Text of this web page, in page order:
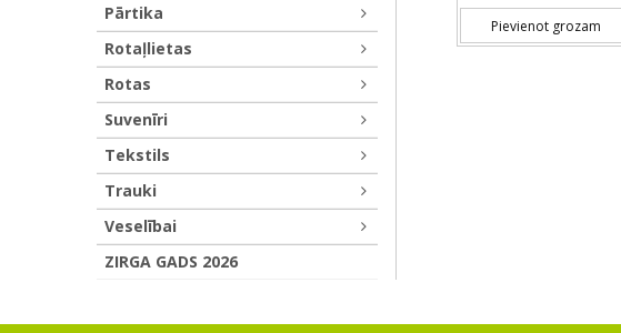
Pievienot grozam
Pārtika
Rotaļlietas
Rotas
Suvenīri
Tekstils
Trauki
Veselībai
ZIRGA GADS 2026